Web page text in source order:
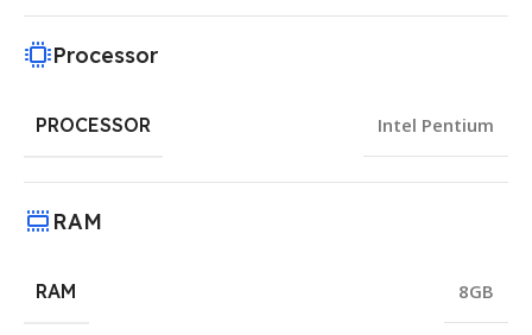
Processor
PROCESSOR Intel Pentium
RAM
RAM 8GB